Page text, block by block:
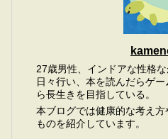
27歳男性、インドアな性格
日々行い、本を読んだらゲ
ら長生きを目指している。
本ブログでは健康的な考え
ものを紹介しています。